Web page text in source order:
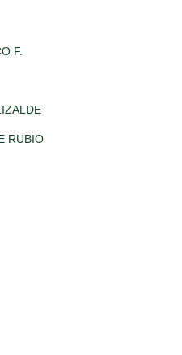
F.
RUBIO